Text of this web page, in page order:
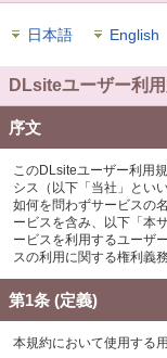
日本語 English
DLsiteユーザー利
序文
このDLsiteユーザー利用
シス（以下「当社」とい
如何を問わずサービスの
ービスを含み、以下「本
ービスを利用するユーザ
スの利用に関する権利義
第1条 (定義)
本規約において使用する